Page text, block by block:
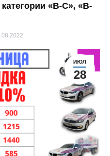
«В-С», «В-
ИЮЛ
28